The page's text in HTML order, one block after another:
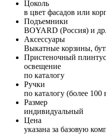
Цоколь
в цвет фасадов или
Подъемники
BOYARD (Россия) и др.
Аксессуары
Выкатные корзины,
Пристеночный
освещение
по каталогу
Ручки
по каталогу (более 100
Размер
индивидуальный
Цена
указана за базовую